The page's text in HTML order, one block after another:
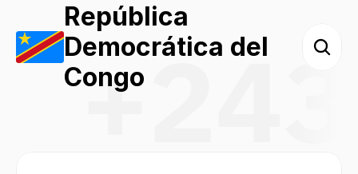
+243
República
Democrática del
Congo